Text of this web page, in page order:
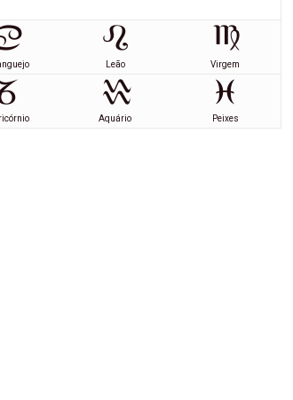
Leão Virgem
Aquário Peixes